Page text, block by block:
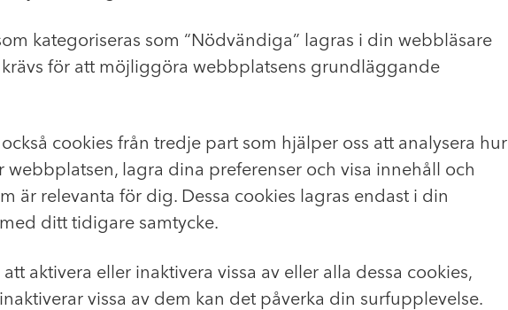
kategoriseras som “Nödvändiga” lagras i din webbläsare
för att möjliggöra webbplatsens grundläggande
cookies från tredje part som hjälper oss att analysera hur
webbplatsen, lagra dina preferenser och visa innehåll och
är relevanta för dig. Dessa cookies lagras endast i din
ditt tidigare samtycke.
aktivera eller inaktivera vissa av eller alla dessa cookies,
vissa av dem kan det påverka din surfupplevelse.